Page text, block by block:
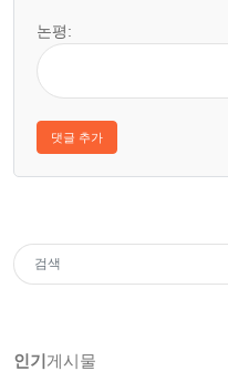
논평:
인기 게시물